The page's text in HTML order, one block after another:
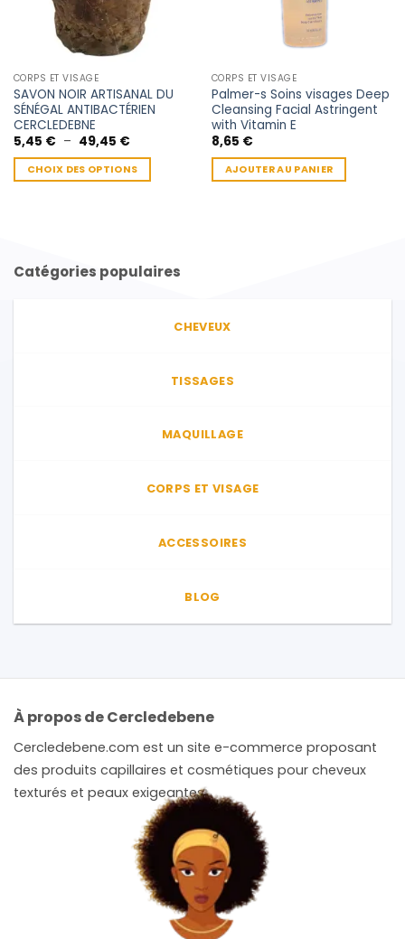
CORPS ET VISAGE
SAVON NOIR ARTISANAL DU
SÉNÉGAL ANTIBACTÉRIEN
CERCLEDEBNE
5,45 € – 49,45 €Plage
prix :
5,45 €
CHOIX DES OPTIONS
variations.
CORPS ET VISAGE
Palmer-s Soins visages Deep
Cleansing Facial Astringent
with Vitamin E
8,65 €
AJOUTER AU PANIER
Catégories populaires
CHEVEUX
TISSAGES
MAQUILLAGE
CORPS ET VISAGE
ACCESSOIRES
BLOG
À propos de Cercledebene
Cercledebene.com est un site e-commerce proposant
des produits capillaires et cosmétiques pour cheveux
texturés et peaux exigeantes.